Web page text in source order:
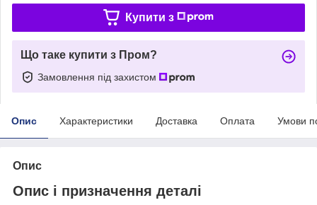
Купити з
Що таке купити з Пром?
Замовлення під захистом
Опис Характеристики Доставка Оплата Умови
Опис
Опис і призначення деталі